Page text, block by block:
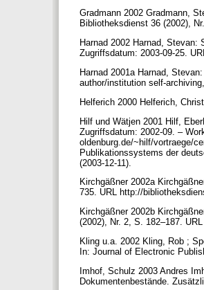
Gradmann 2002 Gradmann,
Bibliotheksdienst 36 (2002),
Harnad 2002 Harnad,
Zugriffsdatum: 2003-09-25.
Harnad 2001a Harnad,
author/institution self-
Helferich 2000 Helferich,
Hilf und Wätjen 2001 Hilf,
Zugriffsdatum: 2002-09. –
oldenburg.de/~hilf/vortraege/
Publikationssystems der
(2003-12-11).
Kirchgäßner 2002a
735. URL http://
Kirchgäßner 2002b
(2002), Nr. 2, S. 182–187.
Kling u.a. 2002 Kling, Rob ;
In: Journal of Electronic
Imhof, Schulz 2003 Andres
Dokumentenbestände.